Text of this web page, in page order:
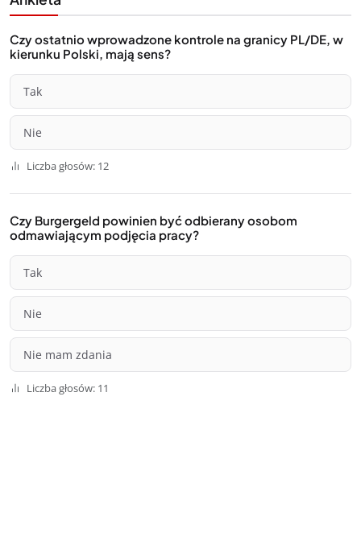
Czy ostatnio wprowadzone kontrole na granicy PL/DE, w
kierunku Polski, mają sens?
Tak
Nie
Liczba głosów: 12
Czy Burgergeld powinien być odbierany osobom
odmawiającym podjęcia pracy?
Tak
Nie
Nie mam zdania
Liczba głosów: 11